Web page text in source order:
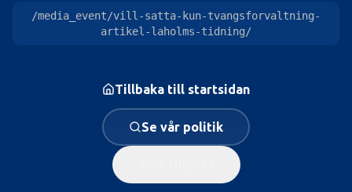
/media_event/vill-satta-kun-tvangsforvaltning-
artikel-laholms-tidning/
Tillbaka till startsidan
Se vår politik